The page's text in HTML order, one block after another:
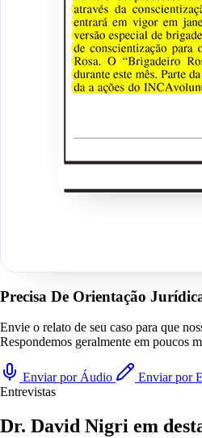
Precisa De Orientação
Envie o relato de seu caso para que
Respondemos geralmente em poucos
Enviar por Áudio
Enviar por
Entrevistas
Dr. David Nigri em